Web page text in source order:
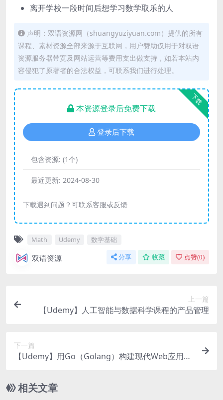
离开学校一段时间后想学习数学取乐的人
声明：双语资源网（shuangyuziyuan.com）提供的所有
课程、素材资源全部来源于互联网，用户赞助仅用于对双语
资源服务器带宽及网站运营等费用支出做支持，如若本站内
容侵犯了原著者的合法权益，可联系我们进行处理。
下载
本资源登录后免费下载
登录后下载
包含资源: (1个)
最近更新: 2024-08-30
下载遇到问题？可联系客服或反馈
Math Udemy 数学基础
双语资源 分享 收藏 点赞(0)
上一篇
【Udemy】人工智能与数据科学课程的产品管理
下一篇
【Udemy】用Go（Golang）构建现代Web应用程
相关文章